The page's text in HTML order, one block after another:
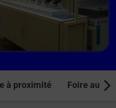
à proximité Foire aux